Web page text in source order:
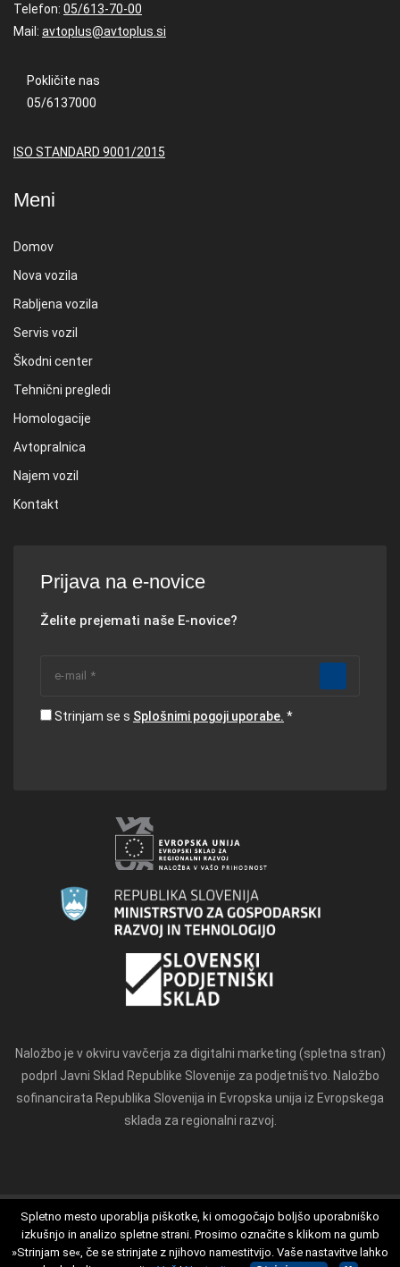
Telefon: 05/613-70-00
Mail: avtoplus@avtoplus.si
Pokličite nas
05/6137000
ISO STANDARD 9001/2015
Meni
Domov
Nova vozila
Rabljena vozila
Servis vozil
Škodni center
Tehnični pregledi
Homologacije
Avtopralnica
Najem vozil
Kontakt
Prijava na e-novice
Želite prejemati naše E-novice?
Strinjam se s Splošnimi pogoji uporabe.
Naložbo je v okviru vavčerja za digitalni marketing (spletna stran)
podprl Javni Sklad Republike Slovenije za podjetništvo. Naložbo
sofinancirata Republika Slovenija in Evropska unija iz Evropskega
sklada za regionalni razvoj.
Splošni pogoji Izjava o zasebnosti O piškotkih
Spletno mesto uporablja piškotke, ki omogočajo boljšo uporabniško
izkušnjo in analizo spletne strani. Prosimo označite s klikom na gumb
»Strinjam se«, če se strinjate z njihovo namestitvijo. Vaše nastavitve lahko